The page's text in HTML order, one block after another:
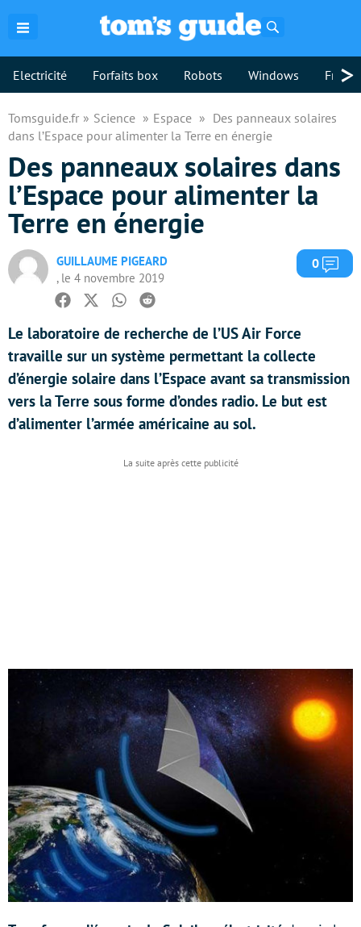
Electricité Forfaits box Robots Windows >
Tomsguide.fr Science Espace
Des panneaux solaires
dans l’Espace pour alimenter la Terre en énergie
Des panneaux solaires dans
l’Espace pour alimenter la
Terre en énergie
GUILLAUME PIGEARD
, le 4 novembre 2019
0
Facebook
TwitterWhatsapp
Reddit
Le laboratoire de recherche de l’US Air Force
travaille sur un système permettant la collecte
d’énergie solaire dans l’Espace avant sa transmission
vers la Terre sous forme d’ondes radio. Le but est
d’alimenter l’armée américaine au sol.